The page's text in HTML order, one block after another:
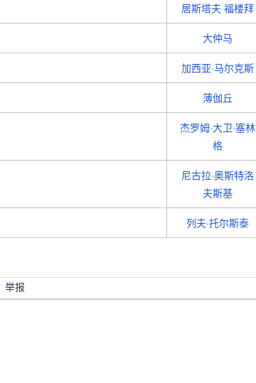
居斯塔夫·福楼拜
大仲马
加西亚·马尔克斯
薄伽丘
杰罗姆·大卫·塞林
格
尼古拉·奥斯特洛
夫斯基
列夫·托尔斯泰
举报